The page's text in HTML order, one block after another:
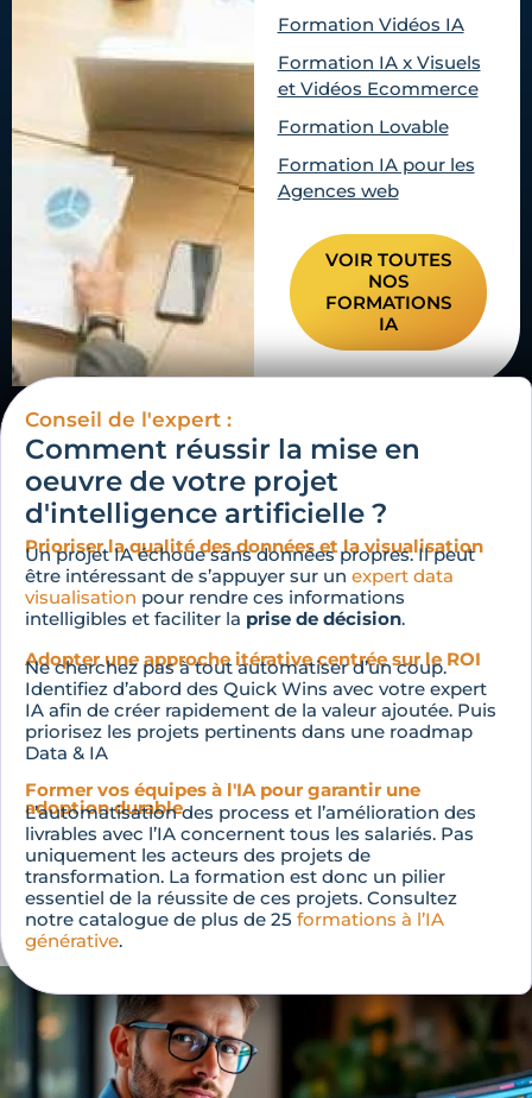
Formation Vidéos IA
Formation IA x Visuels
et Vidéos Ecommerce
Formation Lovable
Formation IA pour les
Agences web
VOIR TOUTES
NOS
FORMATIONS
IA
Conseil de l'expert :
Comment réussir la mise en
oeuvre de votre projet
d'intelligence artificielle ?
Prioriser la qualité des données et la visualisation
Un projet IA échoue sans données propres. Il peut
être intéressant de s’appuyer sur un expert data
visualisation pour rendre ces informations
intelligibles et faciliter la prise de décision.
Adopter une approche itérative centrée sur le ROI
Ne cherchez pas à tout automatiser d’un coup.
Identifiez d’abord des Quick Wins avec votre expert
IA afin de créer rapidement de la valeur ajoutée. Puis
priorisez les projets pertinents dans une roadmap
Data & IA
Former vos équipes à l'IA pour garantir une
adoption durable
L’automatisation des process et l’amélioration des
livrables avec l’IA concernent tous les salariés. Pas
uniquement les acteurs des projets de
transformation. La formation est donc un pilier
essentiel de la réussite de ces projets. Consultez
notre catalogue de plus de 25 formations à l’IA
générative.